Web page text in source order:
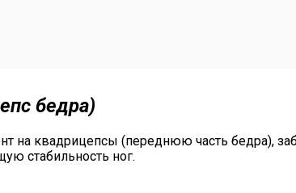
бедра)
квадрицепсы (переднюю часть бедра),
стабильность ног.